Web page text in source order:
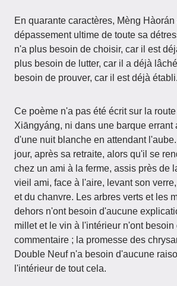
En quarante caractères, Mèng
dépassement ultime de toute sa
n'a plus besoin de choisir, car il est
plus besoin de lutter, car il a déjà
besoin de prouver, car il est déjà établi.
Ce poème n'a pas été écrit sur la
Xiāngyáng, ni dans une barque errant
d'une nuit blanche en attendant
jour, après sa retraite, alors qu'il se
chez un ami à la ferme, assis près de
vieil ami, face à l'aire, levant son
et du chanvre. Les arbres verts et les
dehors n'ont besoin d'aucune
millet et le vin à l'intérieur n'ont besoin
commentaire ; la promesse des
Double Neuf n'a besoin d'aucune
l'intérieur de tout cela.